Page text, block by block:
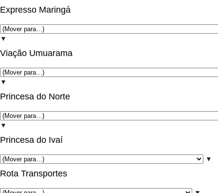
Expresso Maringá
▼
Viação Umuarama
▼
Princesa do Norte
▼
Princesa do Ivaí
▼
Rota Transportes